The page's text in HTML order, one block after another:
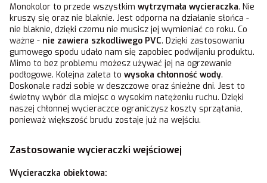
Monokolor to przede wszystkim wytrzymała wycieraczka. Nie
kruszy się oraz nie blaknie. Jest odporna na działanie słońca -
nie blaknie, dzięki czemu nie musisz jej wymieniać co roku. Co
ważne - nie zawiera szkodliwego PVC. Dzięki zastosowaniu
gumowego spodu udało nam się zapobiec podwijaniu produktu.
Mimo to bez problemu możesz używać jej na ogrzewanie
podłogowe. Kolejna zaleta to wysoka chłonność wody.
Doskonale radzi sobie w deszczowe oraz śnieżne dni. Jest to
świetny wybór dla miejsc o wysokim natężeniu ruchu. Dzięki
naszej chłonnej wycieraczce ograniczysz koszty sprzątania,
ponieważ większość brudu zostaje już na wejściu.
Zastosowanie wycieraczki wejściowej
Wycieraczka obiektowa: